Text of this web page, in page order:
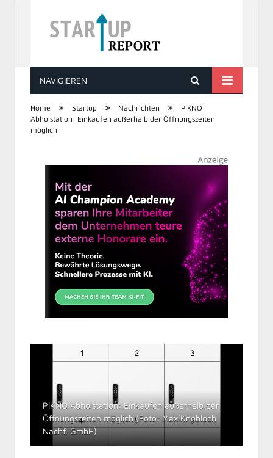
STARTUP REPORT
NAVIGIEREN
Home » Startup » Nachrichten »
PIKNO
Abholstation: Einkaufen außerhalb der Öffnungszeiten
möglich
PIKNO Abholstation: Einkaufen außerhalb der
Öffnungszeiten möglich (Foto: Max Knobloch
Nachf. GmbH)